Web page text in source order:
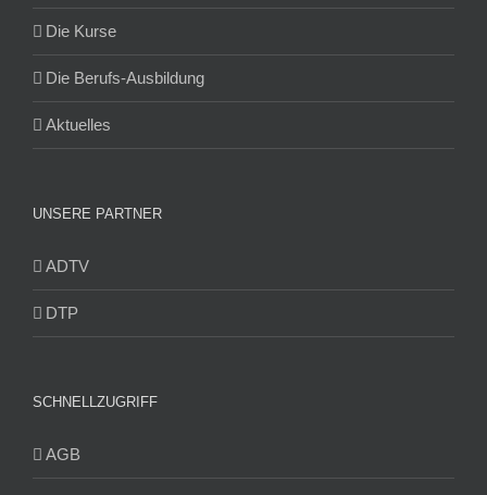
Die Kurse
Die Berufs-Ausbildung
Aktuelles
UNSERE PARTNER
ADTV
DTP
SCHNELLZUGRIFF
AGB